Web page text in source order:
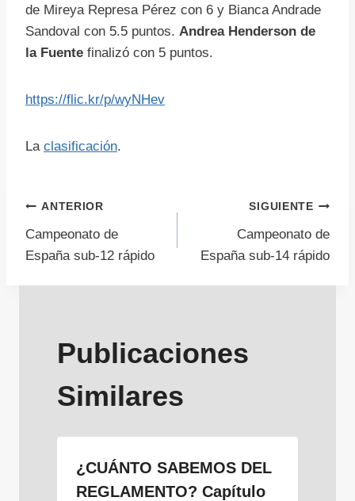
de Mireya Represa Pérez con 6 y Bianca Andrade
Sandoval con 5.5 puntos. Andrea Henderson de
la Fuente finalizó con 5 puntos.
https://flic.kr/p/wyNHev
La clasificación.
Navegación
de
ANTERIOR
Campeonato de
España sub-12 rápido
SIGUIENTE
Campeonato de
España sub-14 rápido
Publicaciones
Similares
¿CUÁNTO SABEMOS DEL
REGLAMENTO? Capítulo